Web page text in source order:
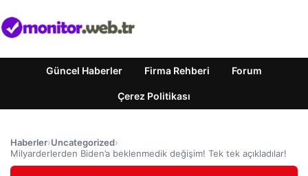
Güncel Haberler Firma Rehberi Forum
Çerez Politikası
Haberler›Uncategorized›
Milyarderlerden Biden’a beklenmedik değişim! Tek tek açıkladılar!